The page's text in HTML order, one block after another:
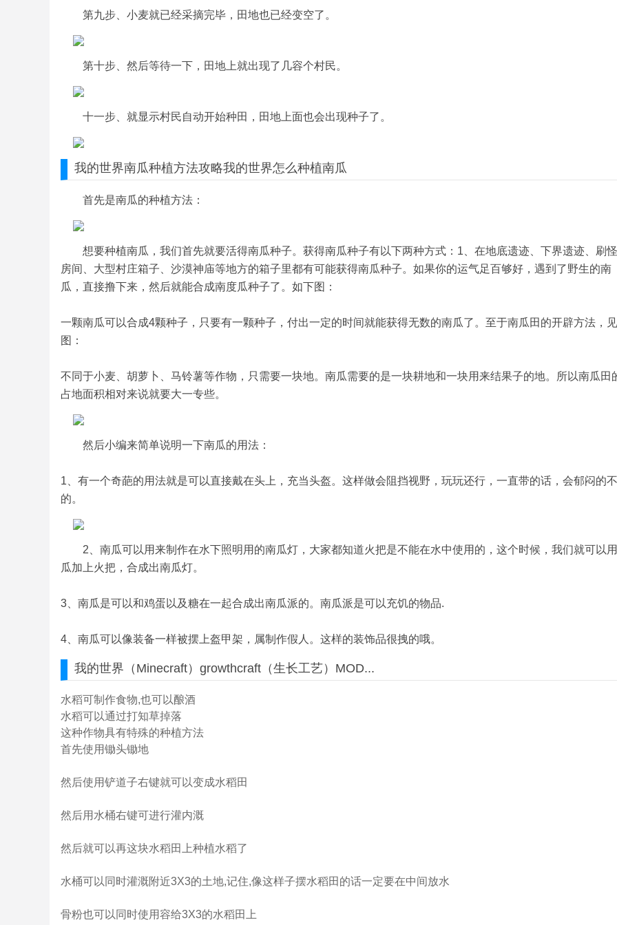
第九步、小麦就已经采摘完毕，田地也已经变空了。
第十步、然后等待一下，田地上就出现了几容个村民。
十一步、就显示村民自动开始种田，田地上面也会出现种子了。
我的世界南瓜种植方法攻略我的世界怎么种植南瓜
首先是南瓜的种植方法：
想要种植南瓜，我们首先就要活得南瓜种子。获得南瓜种子有以下两种方式：1、在地底遗迹、下界遗迹、刷
房间、大型村庄箱子、沙漠神庙等地方的箱子里都有可能获得南瓜种子。如果你的运气足百够好，遇到了野生的南
瓜，直接撸下来，然后就能合成南度瓜种子了。如下图：
一颗南瓜可以合成4颗种子，只要有一颗种子，付出一定的时间就能获得无数的南瓜了。至于南瓜田的开辟方法，
图：
不同于小麦、胡萝卜、马铃薯等作物，只需要一块地。南瓜需要的是一块耕地和一块用来结果子的地。所以南瓜田
占地面积相对来说就要大一专些。
然后小编来简单说明一下南瓜的用法：
1、有一个奇葩的用法就是可以直接戴在头上，充当头盔。这样做会阻挡视野，玩玩还行，一直带的话，会郁闷的
的。
2、南瓜可以用来制作在水下照明用的南瓜灯，大家都知道火把是不能在水中使用的，这个时候，我们就可以
瓜加上火把，合成出南瓜灯。
3、南瓜是可以和鸡蛋以及糖在一起合成出南瓜派的。南瓜派是可以充饥的物品.
4、南瓜可以像装备一样被摆上盔甲架，属制作假人。这样的装饰品很拽的哦。
我的世界 （Minecraft）growthcraft（生长工艺）MOD...
水稻可制作食物,也可以酿酒
水稻可以通过打知草掉落
这种作物具有特殊的种植方法
首先使用锄头锄地
然后使用铲道子右键就可以变成水稻田
然后用水桶右键可进行灌内溉
然后就可以再这块水稻田上种植水稻了
水桶可以同时灌溉附近3X3的土地,记住,像这样子摆水稻田的话一定要在中间放水
骨粉也可以同时使用容给3X3的水稻田上